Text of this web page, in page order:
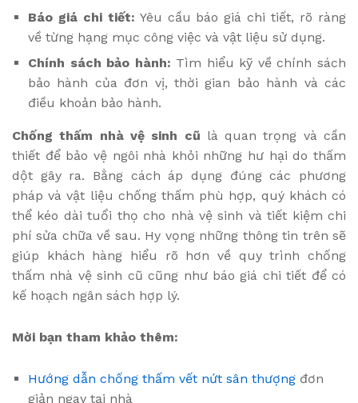
Báo giá chi tiết: Yêu cầu báo giá chi tiết, rõ ràng
về từng hạng mục công việc và vật liệu sử dụng.
Chính sách bảo hành: Tìm hiểu kỹ về chính sách
bảo hành của đơn vị, thời gian bảo hành và các
điều khoản bảo hành.
Chống thấm nhà vệ sinh cũ là quan trọng và cần
thiết để bảo vệ ngôi nhà khỏi những hư hại do thấm
dột gây ra. Bằng cách áp dụng đúng các phương
pháp và vật liệu chống thấm phù hợp, quý khách có
thể kéo dài tuổi thọ cho nhà vệ sinh và tiết kiệm chi
phí sửa chữa về sau. Hy vọng những thông tin trên sẽ
giúp khách hàng hiểu rõ hơn về quy trình chống
thấm nhà vệ sinh cũ cũng như báo giá chi tiết để có
kế hoạch ngân sách hợp lý.
Mời bạn tham khảo thêm:
Hướng dẫn chống thấm vết nứt sân thượng đơn
giản ngay tại nhà